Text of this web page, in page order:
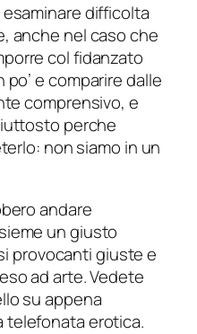
difficolta
anche nel caso che
col fidanzato
e comparire dalle
comprensivo, e
perche
non siamo in un
andare
un giusto
provocanti giuste e
ad arte. Vedete
su appena
telefonata erotica.